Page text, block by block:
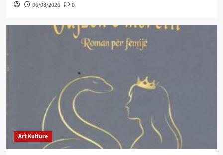
06/08/2026 0
Art Kulture